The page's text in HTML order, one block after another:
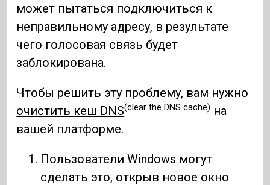
может пытаться подключиться к
неправильному адресу, в результате
чего голосовая связь будет
заблокирована.
Чтобы решить эту проблему, вам нужно
очистить кеш DNS(clear the DNS cache) на
вашей платформе.
Пользователи Windows могут
сделать это, открыв новое окно